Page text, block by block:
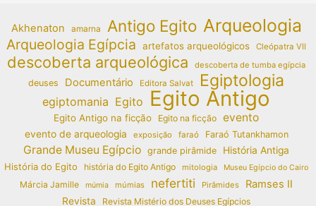
Akhenaton amarna Antigo Egito Arqueologia
Arqueologia Egípcia artefatos arqueológicos Cleópatra VII
descoberta arqueológica descoberta de tumba egípcia
deuses Documentário Editora Salvat Egiptologia
egiptomania Egito Egito Antigo
Egito Antigo na ficção Egito na ficção evento
evento de arqueologia exposição faraó Faraó Tutankhamon
Grande Museu Egípcio grande pirâmide
História Antiga
História do Egito
história do Egito Antigo mitologia Museu Egípcio do Cairo
Márcia Jamille múmia múmias nefertiti Pirâmides Ramses II
Revista
Revista Mistério dos Deuses Egípcios